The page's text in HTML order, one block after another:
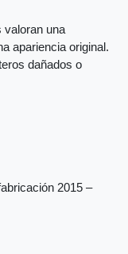
valoran una
apariencia original.
dañados o
2015 –